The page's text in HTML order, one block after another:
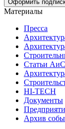
Материалы
Пресса
Статьи АиС
HI-TECH
Документы
Архив